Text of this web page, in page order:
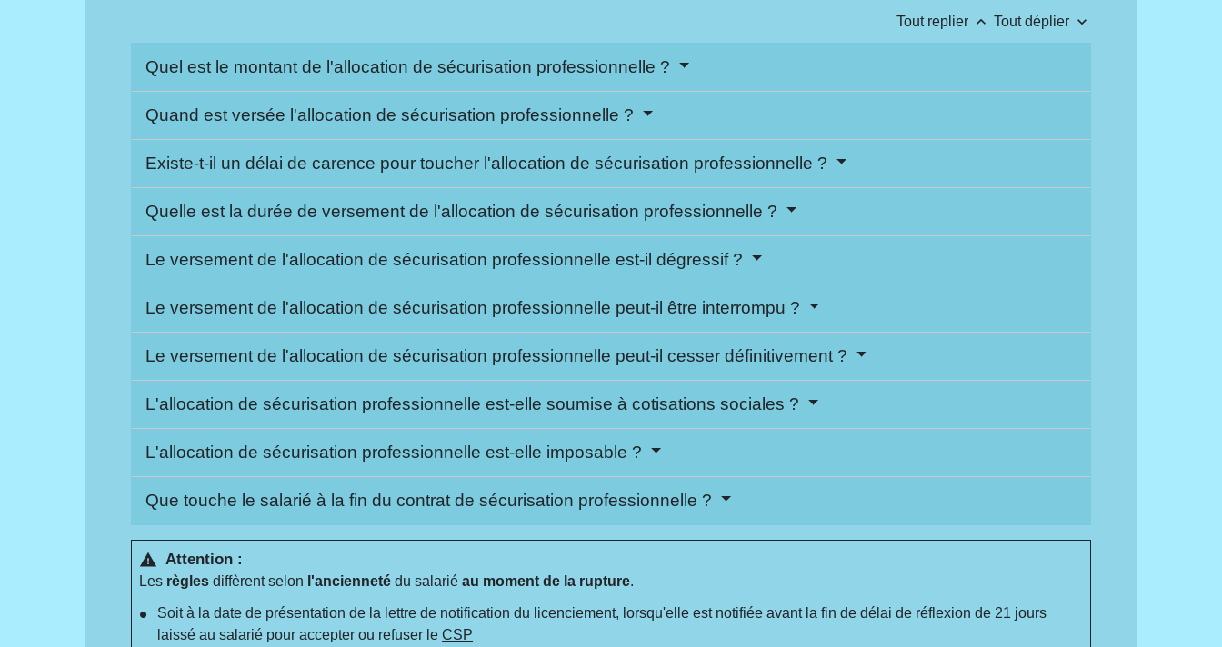
Tout replier keyboard_arrow_up Tout déplier keyboard_arrow_down
Quel est le montant de l'allocation de sécurisation professionnelle ?
Quand est versée l'allocation de sécurisation professionnelle ?
Existe-t-il un délai de carence pour toucher l'allocation de sécurisation professionnelle ?
Quelle est la durée de versement de l'allocation de sécurisation professionnelle ?
Le versement de l'allocation de sécurisation professionnelle est-il dégressif ?
Le versement de l'allocation de sécurisation professionnelle peut-il être interrompu ?
Le versement de l'allocation de sécurisation professionnelle peut-il cesser définitivement ?
L'allocation de sécurisation professionnelle est-elle soumise à cotisations sociales ?
L'allocation de sécurisation professionnelle est-elle imposable ?
Que touche le salarié à la fin du contrat de sécurisation professionnelle ?
warning Attention :
Les règles diffèrent selon l'anciennetédu salariéau moment de la rupture.
Soit à la date de présentation de la lettre de notification du licenciement, lorsqu'elle est notifiée avant la fin de délai de réflexion de 21 jours
laissé au salarié pour accepter ou refuser leCSP